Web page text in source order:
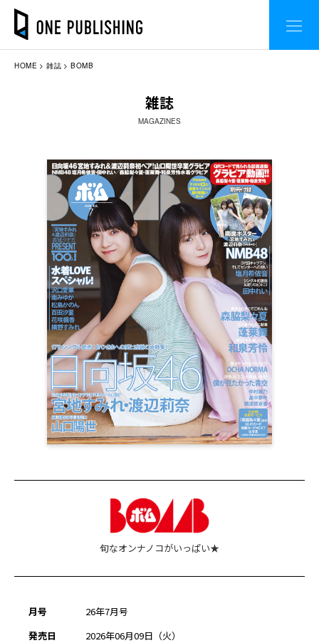
HOME 雑誌 BOMB
雑誌
MAGAZINES
旬なオンナノコがいっぱい★
月号
26年7月号
発売日
2026年06月09日（火）